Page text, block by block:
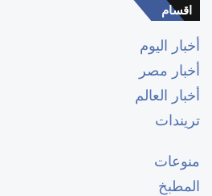
اقسام
أخبار اليوم
أخبار مصر
أخبار العالم
تريندات
منوعات
المطبخ